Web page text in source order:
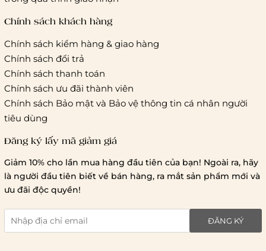
cước của ĐVVC Vietelpost/ Giaohangtietkiem... và 1 số đối
tác vận chuyển khác
Thời gian giao hàng
Hồ Chí Minh:
Hà Nội và các tỉnh thành khá
Lưu ý chung về chính sách vận chuyển
1 triệu đồng
giao hàng trong ngày
giao hàng tiêu chuẩn
miễn phí ship
toàn quốc.
Chính sách khách hàng
Chính sách kiểm hàng & giao hàng
Chính sách đổi trả
Chính sách thanh toán
Chính sách ưu đãi thành viên
Chính sách Bảo mật và Bảo vệ thông tin cá nhân người
tiêu dùng
Đăng ký lấy mã giảm giá
Giảm 10% cho lần mua hàng đầu tiên của bạn! Ngoài ra, hãy
là người đầu tiên biết về bán hàng, ra mắt sản phẩm mới và
ưu đãi độc quyền!
ĐĂNG KÝ